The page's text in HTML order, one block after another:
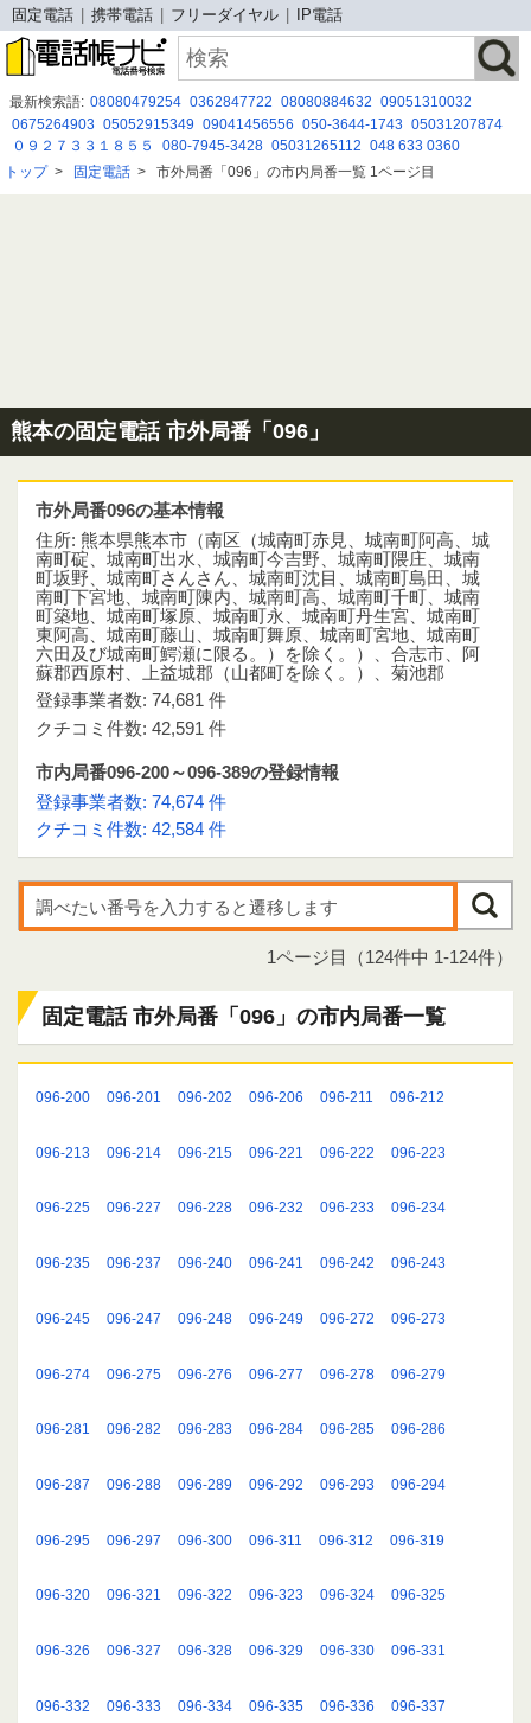
固定電話 携帯電話 フリーダイヤル IP電話
最新検索語: 08080479254 0362847722 08080884632 09051310032
0675264903 05052915349 09041456556 050-3644-1743 05031207874
０９２７３３１８５５
080-7945-3428 05031265112 048 633 0360
070-2642-5619 0120175767 050-5292-0481 0120365474 0120 426 421
トップ> 固定電話 > 市外局番「096」の市内局番一覧 1ページ目
熊本の固定電話 市外局番「096」
市外局番096の基本情報
住所: 熊本県熊本市（南区（城南町赤見、城南町阿高、城
南町碇、城南町出水、城南町今吉野、城南町隈庄、城南
町坂野、城南町さんさん、城南町沈目、城南町島田、城
南町下宮地、城南町陳内、城南町高、城南町千町、城南
町築地、城南町塚原、城南町永、城南町丹生宮、城南町
東阿高、城南町藤山、城南町舞原、城南町宮地、城南町
六田及び城南町鰐瀬に限る。）を除く。）、合志市、阿
蘇郡西原村、上益城郡（山都町を除く。）、菊池郡
登録事業者数: 74,681 件
クチコミ件数: 42,591 件
市内局番096-200～096-389の登録情報
登録事業者数: 74,674 件
クチコミ件数: 42,584 件
1ページ目（124件中 1-124件）
固定電話 市外局番「096」の市内局番一覧
096-200 096-201 096-202 096-206 096-211 096-212
096-213 096-214 096-215 096-221 096-222 096-223
096-225 096-227 096-228 096-232 096-233 096-234
096-235 096-237 096-240 096-241 096-242 096-243
096-245 096-247 096-248 096-249 096-272 096-273
096-274 096-275 096-276 096-277 096-278 096-279
096-281 096-282 096-283 096-284 096-285 096-286
096-287 096-288 096-289 096-292 096-293 096-294
096-295 096-297 096-300 096-311 096-312 096-319
096-320 096-321 096-322 096-323 096-324 096-325
096-326 096-327 096-328 096-329 096-330 096-331
096-332 096-333 096-334 096-335 096-336 096-337